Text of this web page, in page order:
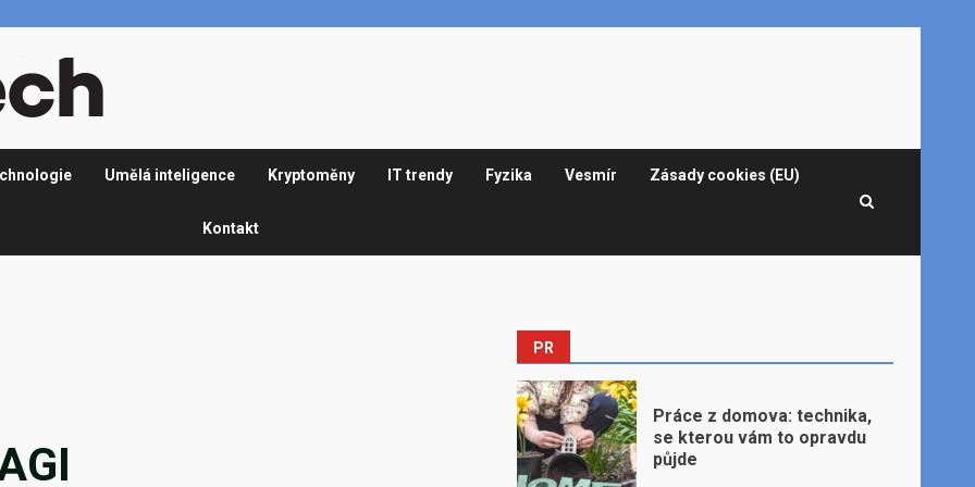
Umělá inteligence Kryptoměny IT trendy Fyzika Vesmír Zásady cookies (EU)
Kontakt
PR
Práce z domova: technika,
se kterou vám to opravdu
půjde